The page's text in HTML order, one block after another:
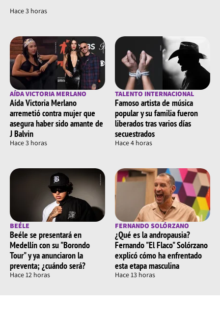
Hace 3 horas
AÍDA VICTORIA MERLANO
Aída Victoria Merlano
arremetió contra mujer que
asegura haber sido amante de
J Balvin
Hace 3 horas
TALENTO INTERNACIONAL
Famoso artista de música
popular y su familia fueron
liberados tras varios días
secuestrados
Hace 4 horas
BEÉLE
Beéle se presentará en
Medellín con su "Borondo
Tour" y ya anunciaron la
preventa; ¿cuándo será?
Hace 12 horas
FERNANDO SOLÓRZANO
¿Qué es la andropausia?
Fernando "El Flaco" Solórzano
explicó cómo ha enfrentado
esta etapa masculina
Hace 13 horas